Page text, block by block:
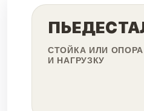
СТОЙКА ИЛИ
И НАГРУЗКУ